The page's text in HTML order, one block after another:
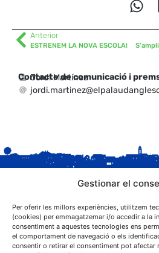
Gestionar el
Per oferir les millors experiències, utilitzem
(cookies) per emmagatzemar i/o accedir a la
consentiment a aquestes tecnologies ens
el comportament de navegació o els
consentir o retirar el consentiment pot afectar
Anterior
ESTRENEM LA NOVA ESCOLA!
Contacte de comunicació i
Jordi Martínez
C. Sant Josep, 1